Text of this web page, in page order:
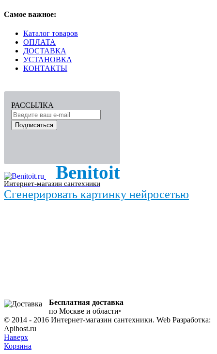
Самое важное:
Каталог товаров
ОПЛАТА
ДОСТАВКА
УСТАНОВКА
КОНТАКТЫ
РАССЫЛКА
Подписаться
Benitoit
Интернет-магазин сантехники
Сгенерировать картинку нейросетью
Бесплатная доставка
по Москве и области*
© 2014 - 2016 Интернет-магазин сантехники. Web Разработка:
Apihost.ru
Наверх
Корзина